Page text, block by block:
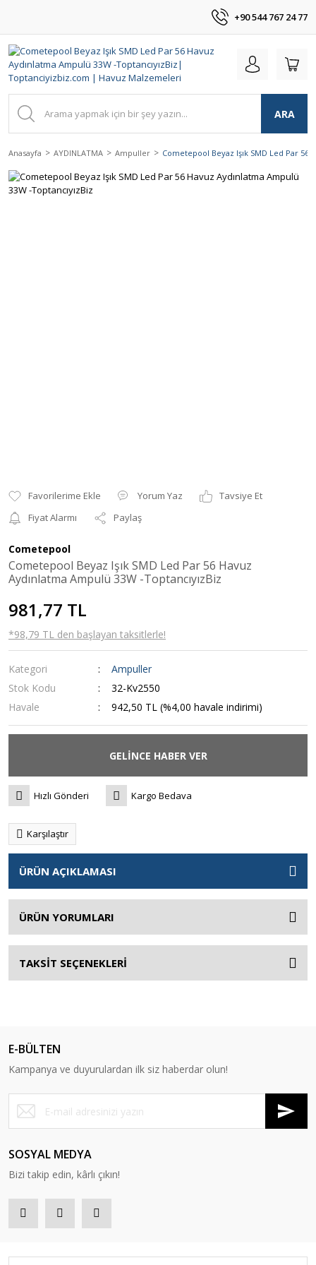
+90 544 767 24 77
ARA
Anasayfa AYDINLATMA Ampuller Cometepool Beyaz Işık SMD Led Par 56
Yorum Yaz
Tavsiye Et
Fiyat Alarmı
Paylaş
Cometepool
Cometepool Beyaz Işık SMD Led Par 56 Havuz
Aydınlatma Ampulü 33W -ToptancıyızBiz
981,77 TL
*98,79 TL den başlayan taksitlerle!
Kategori
Ampuller
Stok Kodu
32-Kv2550
Havale
942,50 TL (%4,00 havale indirimi)
GELİNCE HABER VER
Hızlı Gönderi Kargo Bedava
Karşılaştır
ÜRÜN AÇIKLAMASI
ÜRÜN YORUMLARI
TAKSİT SEÇENEKLERİ
E-BÜLTEN
Kampanya ve duyurulardan ilk siz haberdar olun!
SOSYAL MEDYA
Bizi takip edin, kârlı çıkın!